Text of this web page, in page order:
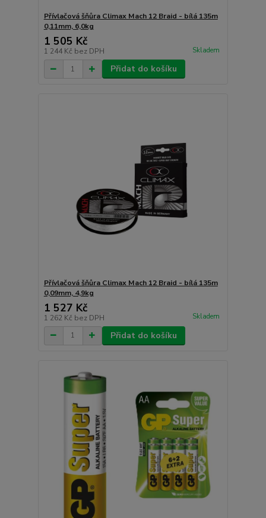
Přívlačová šňůra Climax Mach 12 Braid - bílá 135m
0,11mm, 6,0kg
1 505 Kč
1 244 Kč bez DPH Skladem
Přidat do košíku
Přívlačová šňůra Climax Mach 12 Braid - bílá 135m
0,09mm, 4,9kg
1 527 Kč
1 262 Kč bez DPH Skladem
Přidat do košíku